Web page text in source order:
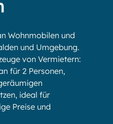
Wohnmobilen und
und Umgebung.
von Vermietern:
für 2 Personen,
ideal für
Preise und